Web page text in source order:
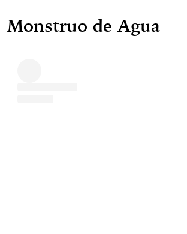
Monstruo de Agua